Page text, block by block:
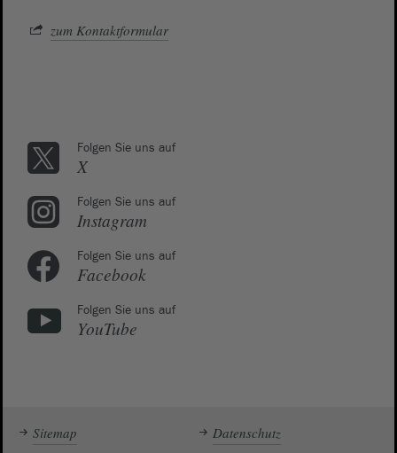
zum Kontaktformular
Folgen Sie uns auf
X
Folgen Sie uns auf
Instagram
Folgen Sie uns auf
Facebook
Folgen Sie uns auf
YouTube
Sitemap Datenschutz